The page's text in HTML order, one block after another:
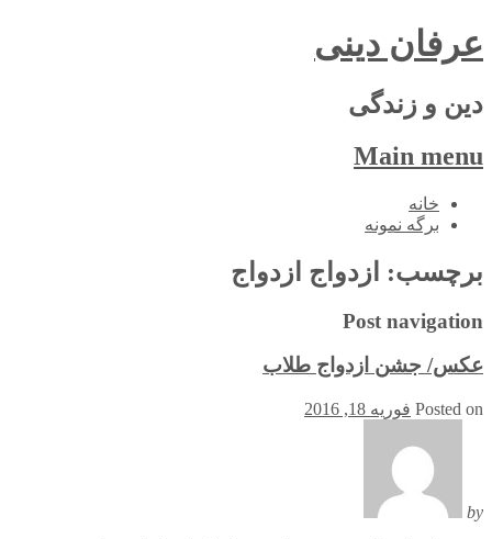
عرفان دینی
دین و زندگی
Main menu
Skip
خانه
برگه نمونه
برچسب: ازدواج ازدواج
Post navigation
عکس/ جشن ازدواج طلاب
Posted on فوریه 18, 2016
by